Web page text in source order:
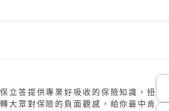
保立答提供專業好吸收的保險知識，扭
轉大眾對保險的負面觀感，給你最中肯